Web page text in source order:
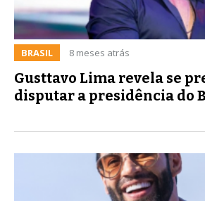
BRASIL 8 meses atrás
Gusttavo Lima revela se
disputar a presidência do